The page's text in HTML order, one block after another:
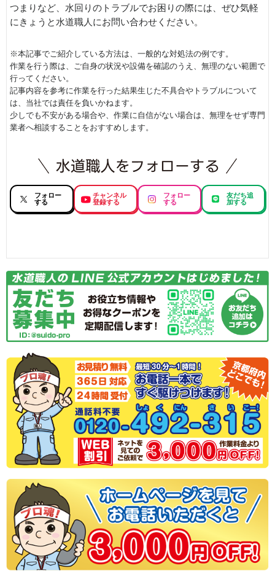
つまりなど、水回りのトラブルでお困りの際には、ぜひ気軽
にきょうと水道職人にお問い合わせください。
※本記事でご紹介している方法は、一般的な対処法の例です。
作業を行う際は、ご自身の状況や設備を確認のうえ、無理のない範囲で
行ってください。
記事内容を参考に作業を行った結果生じた不具合やトラブルについて
は、当社では責任を負いかねます。
少しでも不安がある場合や、作業に自信がない場合は、無理をせず専門
業者へ相談することをおすすめします。
フォロー
する
チャンネル
登録する
フォロー
する
友だち追
加する